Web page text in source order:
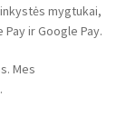
mygtukai,
ir Google Pay.
Mes